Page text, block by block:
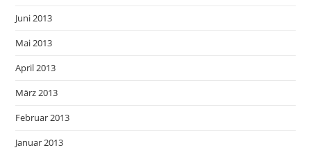
Juni 2013
Mai 2013
April 2013
März 2013
Februar 2013
Januar 2013